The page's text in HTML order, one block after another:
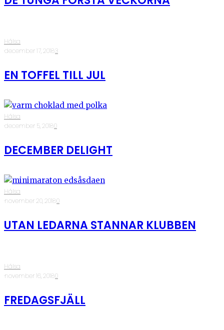
Hälsa
·december 17, 2018·3
EN TOFFEL TILL JUL
Hälsa
·december 5, 2018·0
DECEMBER DELIGHT
Hälsa
·november 20, 2018·0
UTAN LEDARNA STANNAR KLUBBEN
Hälsa
·november 16, 2018·0
FREDAGSFJÄLL